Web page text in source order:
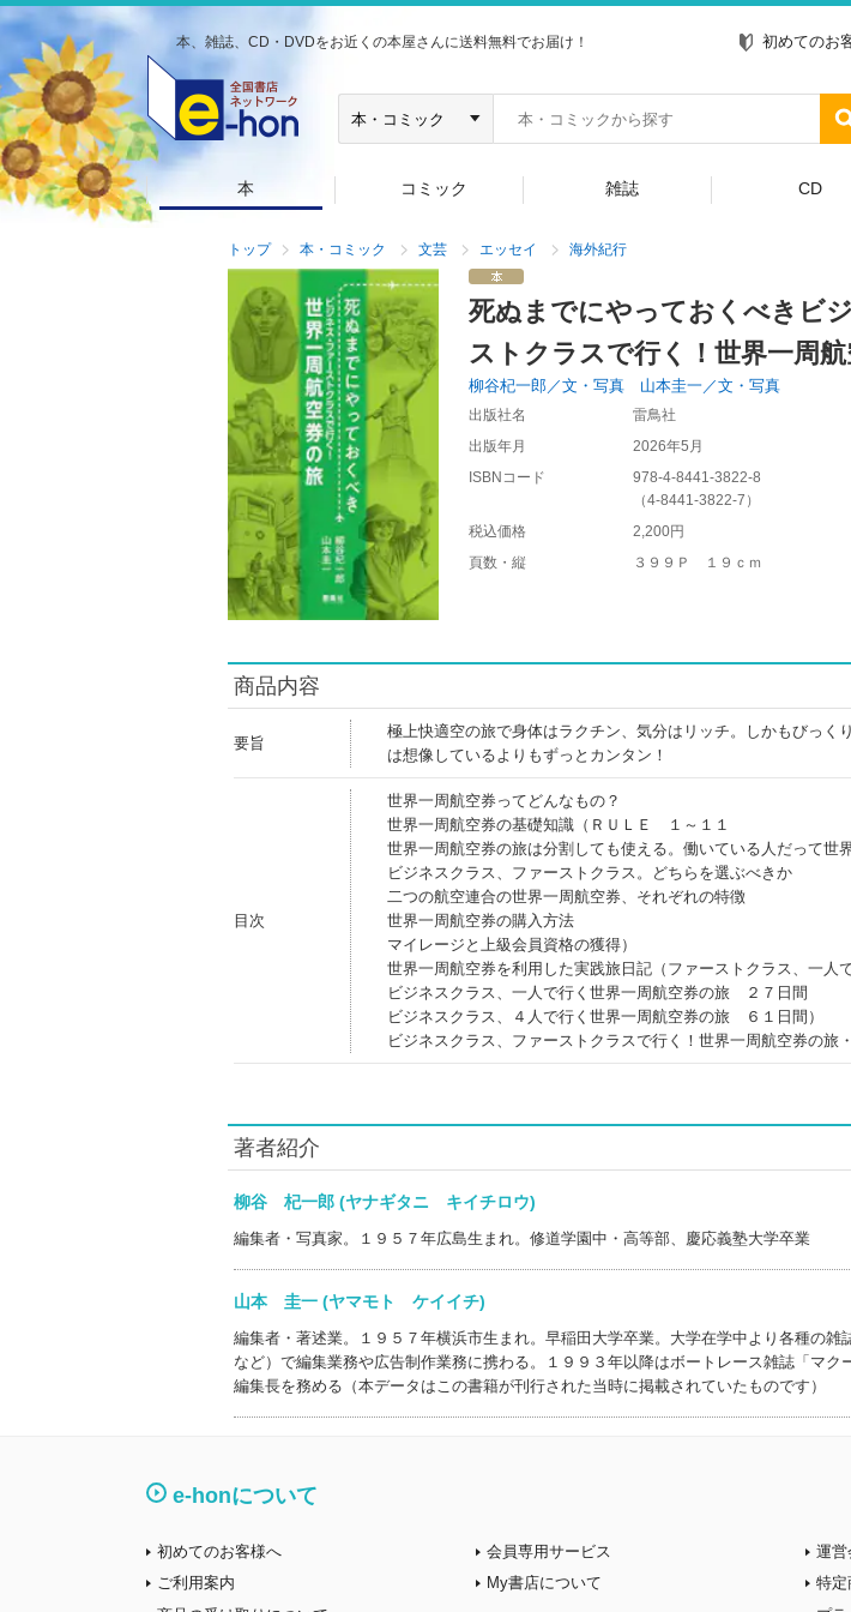
本、雑誌、CD・DVDをお近くの本屋さんに送料無料でお届け！ 初めてのお
本 コミック 雑誌 CD
トップ 本・コミック 文芸 エッセイ 海外紀行
死ぬまでにやっておくべきビ
ストクラスで行く！世界一周
柳谷杞一郎／文・写真 山本圭一／文・写真
出版社名
雷鳥社
出版年月
2026年5月
ISBNコード
978-4-8441-3822-8
（4-8441-3822-7 ）
税込価格
2,200円
頁数・縦
３９９Ｐ １９ｃｍ
商品内容
要旨
極上快適空の旅で身体はラクチン、気分はリッチ。しかもびっく
は想像しているよりもずっとカンタン！
目次
世界一周航空券ってどんなもの？
世界一周航空券の基礎知識（ＲＵＬＥ １～１１
世界一周航空券の旅は分割しても使える。働いている人だって世
ビジネスクラス、ファーストクラス。どちらを選ぶべきか
二つの航空連合の世界一周航空券、それぞれの特徴
世界一周航空券の購入方法
マイレージと上級会員資格の獲得）
世界一周航空券を利用した実践旅日記（ファーストクラス、一
ビジネスクラス、一人で行く世界一周航空券の旅 ２７日間
ビジネスクラス、４人で行く世界一周航空券の旅 ６１日間）
ビジネスクラス、ファーストクラスで行く！世界一周航空券の旅
著者紹介
柳谷 杞一郎 (ヤナギタニ キイチロウ)
編集者・写真家。１９５７年広島生まれ。修道学園中・高等部、慶応義塾大学卒業
山本 圭一 (ヤマモト ケイイチ)
編集者・著述業。１９５７年横浜市生まれ。早稲田大学卒業。大学在学中より各種の雑
など）で編集業務や広告制作業務に携わる。１９９３年以降はボートレース雑誌「マク
編集長を務める（本データはこの書籍が刊行された当時に掲載されていたものです）
e-honについて
初めてのお客様へ
ご利用案内
会員専用サービス
My書店について
運営
特定